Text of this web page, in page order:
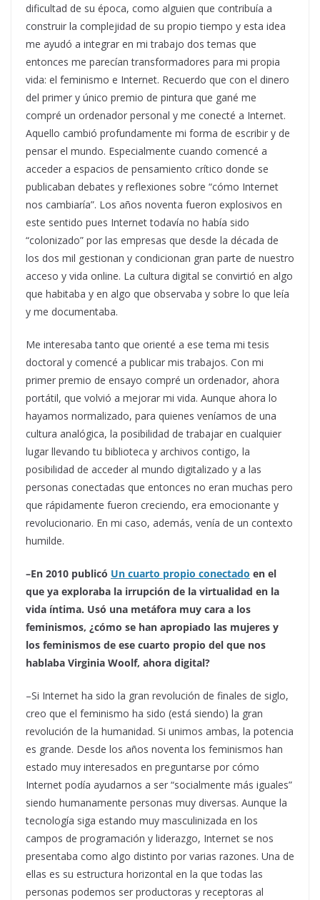
dificultad de su época, como alguien que contribuía a
construir la complejidad de su propio tiempo y esta idea
me ayudó a integrar en mi trabajo dos temas que
entonces me parecían transformadores para mi propia
vida: el feminismo e Internet. Recuerdo que con el dinero
del primer y único premio de pintura que gané me
compré un ordenador personal y me conecté a Internet.
Aquello cambió profundamente mi forma de escribir y de
pensar el mundo. Especialmente cuando comencé a
acceder a espacios de pensamiento crítico donde se
publicaban debates y reflexiones sobre “cómo Internet
nos cambiaría”. Los años noventa fueron explosivos en
este sentido pues Internet todavía no había sido
“colonizado” por las empresas que desde la década de
los dos mil gestionan y condicionan gran parte de nuestro
acceso y vida online. La cultura digital se convirtió en algo
que habitaba y en algo que observaba y sobre lo que leía
y me documentaba.
Me interesaba tanto que orienté a ese tema mi tesis
doctoral y comencé a publicar mis trabajos. Con mi
primer premio de ensayo compré un ordenador, ahora
portátil, que volvió a mejorar mi vida. Aunque ahora lo
hayamos normalizado, para quienes veníamos de una
cultura analógica, la posibilidad de trabajar en cualquier
lugar llevando tu biblioteca y archivos contigo, la
posibilidad de acceder al mundo digitalizado y a las
personas conectadas que entonces no eran muchas pero
que rápidamente fueron creciendo, era emocionante y
revolucionario. En mi caso, además, venía de un contexto
humilde.
–En 2010 publicó Un cuarto propio conectado en el
que ya exploraba la irrupción de la virtualidad en la
vida íntima. Usó una metáfora muy cara a los
feminismos, ¿cómo se han apropiado las mujeres y
los feminismos de ese cuarto propio del que nos
hablaba Virginia Woolf, ahora digital?
–Si Internet ha sido la gran revolución de finales de siglo,
creo que el feminismo ha sido (está siendo) la gran
revolución de la humanidad. Si unimos ambas, la potencia
es grande. Desde los años noventa los feminismos han
estado muy interesados en preguntarse por cómo
Internet podía ayudarnos a ser “socialmente más iguales”
siendo humanamente personas muy diversas. Aunque la
tecnología siga estando muy masculinizada en los
campos de programación y liderazgo, Internet se nos
presentaba como algo distinto por varias razones. Una de
ellas es su estructura horizontal en la que todas las
personas podemos ser productoras y receptoras al